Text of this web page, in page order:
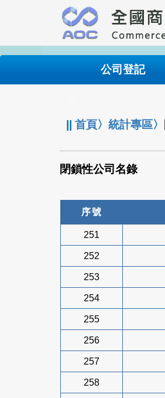
要
內
公司登記
||首頁〉統計專區〉
閉鎖性公司名錄
序號
251
252
253
254
255
256
257
258